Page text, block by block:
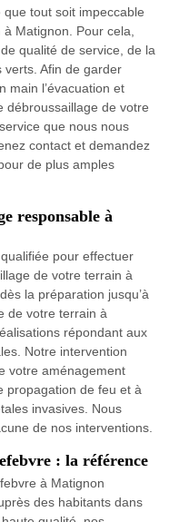
tout soit impeccable
Matignon. Pour cela,
qualité de service, de la
verts. Afin de garder
main l’évacuation et
débroussaillage de votre
que nous nous
contact et demandez
de plus amples
responsable à
pour effectuer
de votre terrain à
la préparation jusqu’à
de votre terrain à
répondant aux
Notre intervention
votre aménagement
propagation de feu et à
invasives. Nous
de nos interventions.
: la référence
à Matignon
des habitants dans